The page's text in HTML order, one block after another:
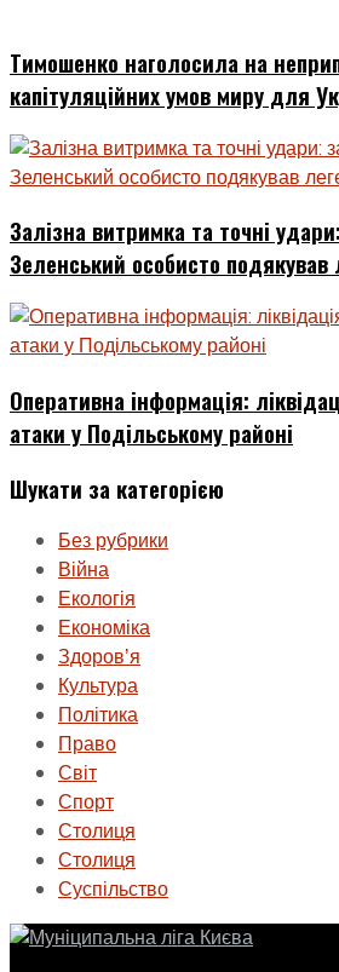
Тимошенко наголосила на
капітуляційних умов миру для
Залізна витримка та точні
Зеленський особисто подякував
Оперативна інформація:
атаки у Подільському районі
Шукати за категорією
Без рубрики
Війна
Екологія
Економіка
Здоровʼя
Культура
Політика
Право
Світ
Спорт
Столиця
Столиця
Суспільство